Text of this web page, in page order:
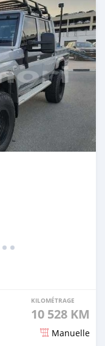
KILOMÉTRAGE
10 528 KM
Manuelle